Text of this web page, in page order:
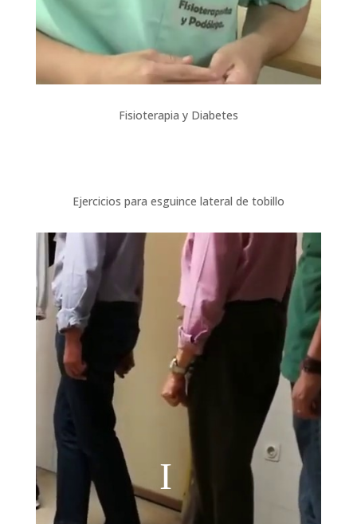
Fisioterapia y Diabetes
Ejercicios para esguince lateral de tobillo